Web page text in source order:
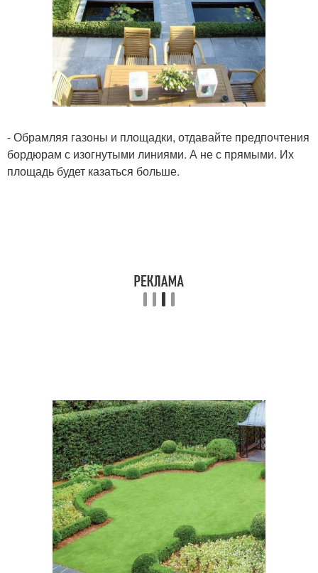
- Обрамляя газоны и площадки, отдавайте предпочтения
бордюрам с изогнутыми линиями. А не с прямыми. Их
площадь будет казаться больше.